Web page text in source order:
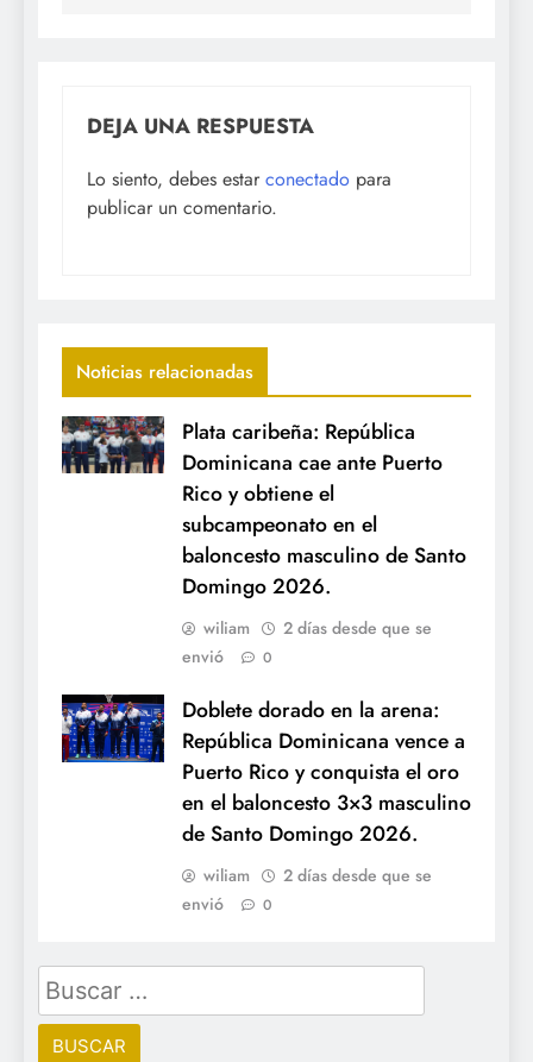
DEJA UNA RESPUESTA
Lo siento, debes estar conectado para
publicar un comentario.
Noticias relacionadas
Plata caribeña: República
Dominicana cae ante Puerto
Rico y obtiene el
subcampeonato en el
baloncesto masculino de Santo
Domingo 2026.
wiliam
2 días desde que se
envió
0
Doblete dorado en la arena:
República Dominicana vence a
Puerto Rico y conquista el oro
en el baloncesto 3×3 masculino
de Santo Domingo 2026.
wiliam
2 días desde que se
envió
0
Buscar: